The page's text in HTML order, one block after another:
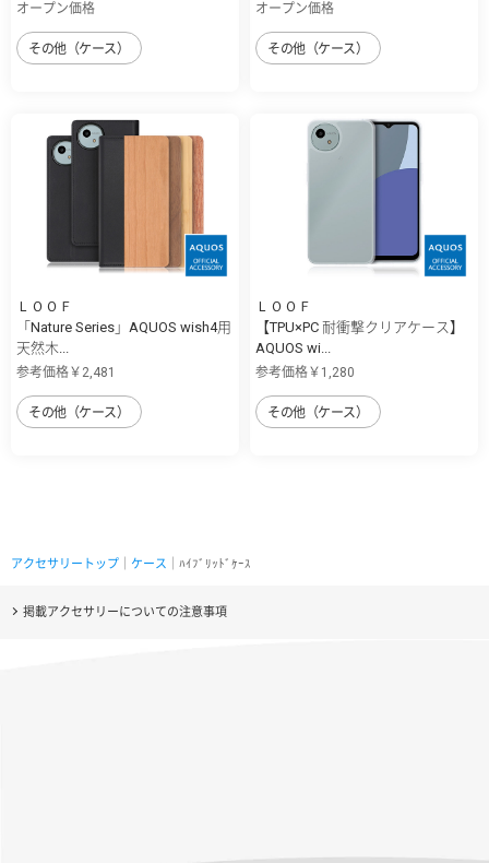
オープン価格
その他（ケース）
オープン価格
その他（ケース）
ＬＯＯＦ
「Nature Series」AQUOS wish4用
天然木...
参考価格￥2,481
その他（ケース）
ＬＯＯＦ
【TPU×PC 耐衝撃クリアケース】
AQUOS wi...
参考価格￥1,280
その他（ケース）
アクセサリートップ ケース ｜ﾊｲﾌﾞﾘｯﾄﾞｹｰｽ
掲載アクセサリーについての注意事項